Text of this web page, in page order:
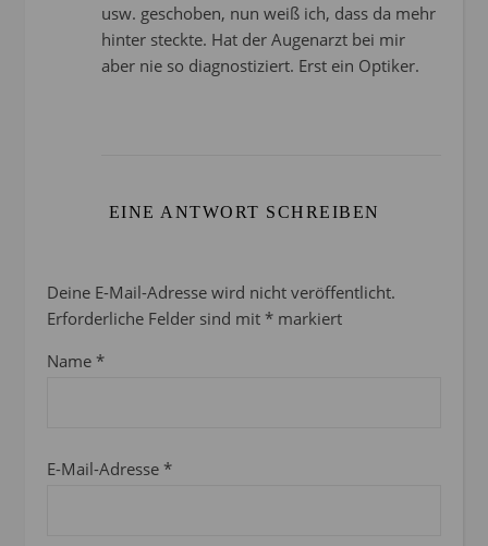
usw. geschoben, nun weiß ich, dass da mehr
hinter steckte. Hat der Augenarzt bei mir
aber nie so diagnostiziert. Erst ein Optiker.
EINE ANTWORT SCHREIBEN
Deine E-Mail-Adresse wird nicht veröffentlicht.
Erforderliche Felder sind mit * markiert
Name *
E-Mail-Adresse *